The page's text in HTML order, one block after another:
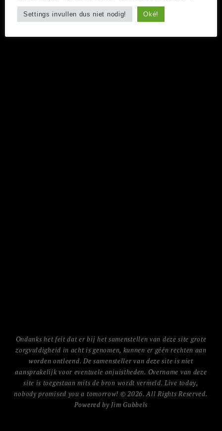
Ondanks het feit dat er bij het samenstellen van deze site grote
zorgvuldigheid in acht is genomen, kunnen er géén rechten aan
worden ontleend. De samensteller van deze site is niet
aansprakelijk voor eventuele onjuistheden. Overname van deze
site is toegestaan mits de bron wordt vermeld. Live today,
nobody promised you a tomorrow! © 2026. All Rights Reserved.
Powered by Jim Gubbels
Settings invullen dus niet nodig! Oké!